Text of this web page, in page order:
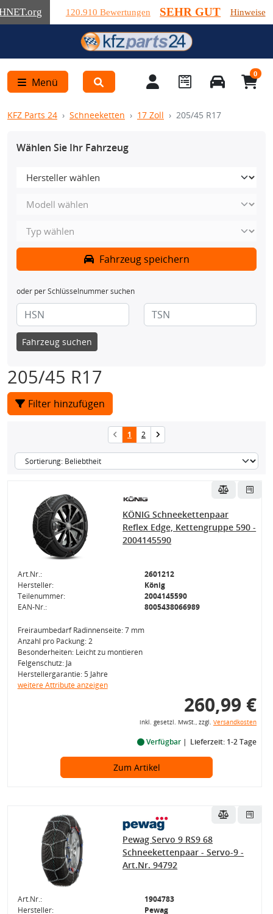
.org 120.910 Bewertungen SEHR GUT Hinweise
Menü
0
KFZ Parts 24 Schneeketten 17 Zoll 205/45 R17
Wählen Sie Ihr Fahrzeug
Fahrzeug speichern
oder per Schlüsselnummer suchen
Fahrzeug suchen
205/45 R17
Filter hinzufügen
1 2
KÖNIG Schneekettenpaar
Reflex Edge, Kettengruppe 590 -
2004145590
Art.Nr.:
2601212
Hersteller:
König
Teilenummer:
2004145590
EAN-Nr.:
8005438066989
Freiraumbedarf Radinnenseite: 7 mm
Anzahl pro Packung: 2
Besonderheiten: Leicht zu montieren
Felgenschutz: Ja
Herstellergarantie: 5 Jahre
weitere Attribute anzeigen
260,99 €
inkl. gesetzl. MwSt., zzgl. Versandkosten
Verfügbar Lieferzeit: 1-2 Tage
Zum Artikel
Pewag Servo 9 RS9 68
Schneekettenpaar - Servo-9 -
Art.Nr. 94792
Art.Nr.:
1904783
Hersteller:
Pewag